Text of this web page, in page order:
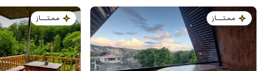
مـمـتــــــاز مـمـتــــــاز